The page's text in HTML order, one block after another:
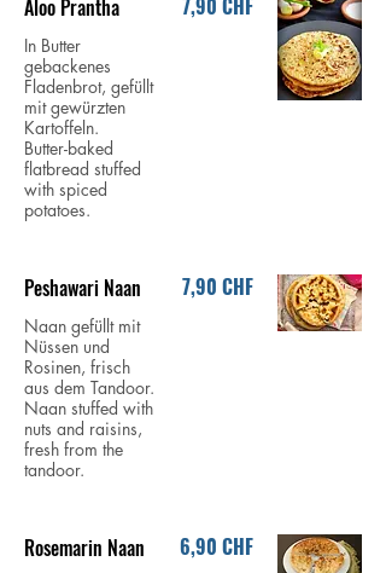
Aloo Prantha
In Butter
gebackenes
Fladenbrot, gefüllt
mit gewürzten
Kartoffeln.
Butter-baked
flatbread stuffed
with spiced
potatoes.
7,90 CHF
Peshawari Naan
Naan gefüllt mit
Nüssen und
Rosinen, frisch
aus dem Tandoor.
Naan stuffed with
nuts and raisins,
fresh from the
tandoor.
7,90 CHF
Rosemarin Naan 6,90 CHF